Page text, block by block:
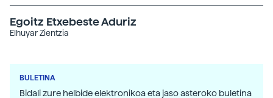
Egoitz Etxebeste Aduriz
Elhuyar Zientzia
BULETINA
Bidali zure helbide elektronikoa eta jaso asteroko buletina